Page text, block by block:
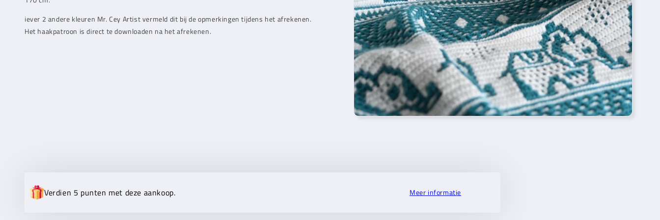
iever 2 andere kleuren Mr. Cey Artist vermeld dit bij de opmerkingen tijdens het afrekenen.
Het haakpatroon is direct te downloaden na het afrekenen.
Verdien 5 punten met deze aankoop. Meer informatie